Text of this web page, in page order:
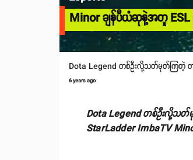
Minor ချန်ပီယံဆုနဲ့အတူ ESL
Dota Legend တစ်ဦးလို့သတ်မုတ်ကြတဲ့ တ
6 years ago
Dota Legend တစ်ဦးလို့သတ်
StarLadder ImbaTV